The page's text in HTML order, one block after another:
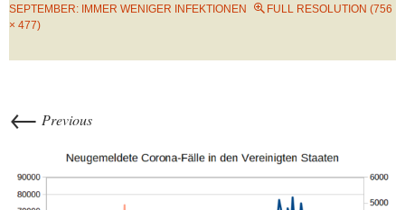
SEPTEMBER: IMMER WENIGER INFEKTIONEN
FULL RESOLUTION (756
× 477)
← Previous